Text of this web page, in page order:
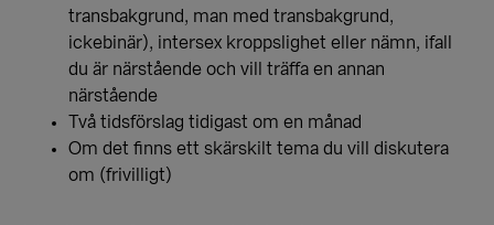
transbakgrund, man med transbakgrund,
ickebinär), intersex kroppslighet eller nämn, ifall
du är närstående och vill träffa en annan
närstående
Två tidsförslag tidigast om en månad
Om det finns ett skärskilt tema du vill diskutera
om (frivilligt)